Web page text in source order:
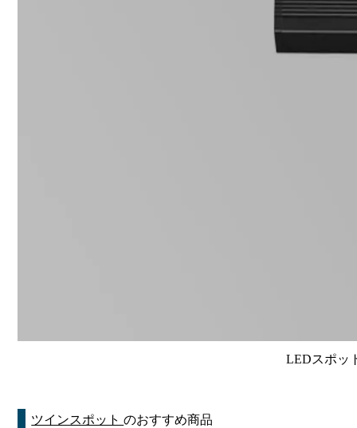
LEDスポッ
ツインスポットのおすすめ商品